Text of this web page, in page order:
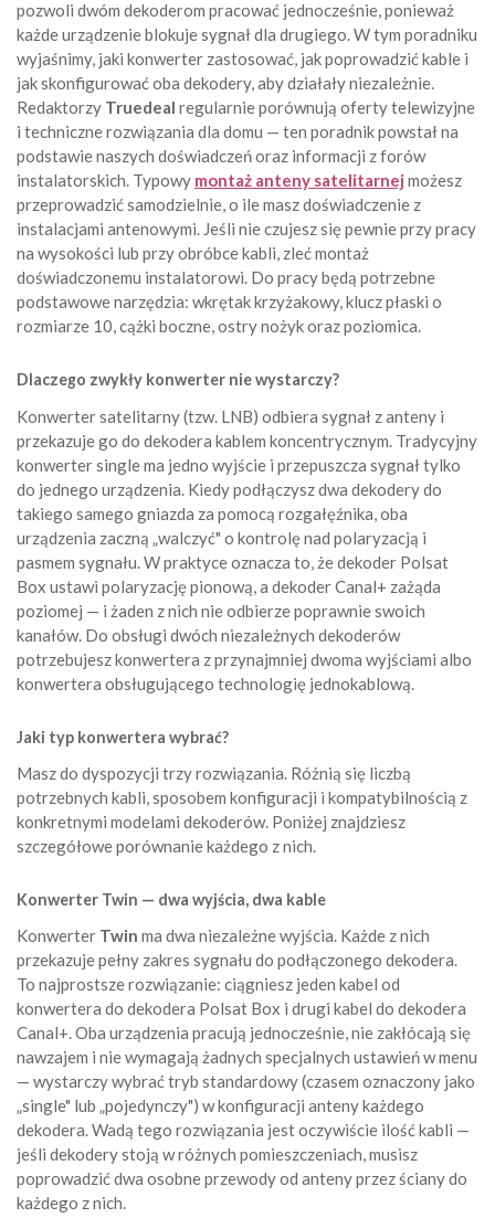
pozwoli dwóm dekoderom pracować jednocześnie, ponieważ
każde urządzenie blokuje sygnał dla drugiego. W tym poradniku
wyjaśnimy, jaki konwerter zastosować, jak poprowadzić kable i
jak skonfigurować oba dekodery, aby działały niezależnie.
Redaktorzy Truedeal regularnie porównują oferty telewizyjne
i techniczne rozwiązania dla domu — ten poradnik powstał na
podstawie naszych doświadczeń oraz informacji z forów
instalatorskich. Typowy montaż anteny satelitarnej możesz
przeprowadzić samodzielnie, o ile masz doświadczenie z
instalacjami antenowymi. Jeśli nie czujesz się pewnie przy pracy
na wysokości lub przy obróbce kabli, zleć montaż
doświadczonemu instalatorowi. Do pracy będą potrzebne
podstawowe narzędzia: wkrętak krzyżakowy, klucz płaski o
rozmiarze 10, cążki boczne, ostry nożyk oraz poziomica.
Dlaczego zwykły konwerter nie wystarczy?
Konwerter satelitarny (tzw. LNB) odbiera sygnał z anteny i
przekazuje go do dekodera kablem koncentrycznym. Tradycyjny
konwerter single ma jedno wyjście i przepuszcza sygnał tylko
do jednego urządzenia. Kiedy podłączysz dwa dekodery do
takiego samego gniazda za pomocą rozgałęźnika, oba
urządzenia zaczną „walczyć" o kontrolę nad polaryzacją i
pasmem sygnału. W praktyce oznacza to, że dekoder Polsat
Box ustawi polaryzację pionową, a dekoder Canal+ zażąda
poziomej — i żaden z nich nie odbierze poprawnie swoich
kanałów. Do obsługi dwóch niezależnych dekoderów
potrzebujesz konwertera z przynajmniej dwoma wyjściami albo
konwertera obsługującego technologię jednokablową.
Jaki typ konwertera wybrać?
Masz do dyspozycji trzy rozwiązania. Różnią się liczbą
potrzebnych kabli, sposobem konfiguracji i kompatybilnością z
konkretnymi modelami dekoderów. Poniżej znajdziesz
szczegółowe porównanie każdego z nich.
Konwerter Twin — dwa wyjścia, dwa kable
Konwerter Twin ma dwa niezależne wyjścia. Każde z nich
przekazuje pełny zakres sygnału do podłączonego dekodera.
To najprostsze rozwiązanie: ciągniesz jeden kabel od
konwertera do dekodera Polsat Box i drugi kabel do dekodera
Canal+. Oba urządzenia pracują jednocześnie, nie zakłócają się
nawzajem i nie wymagają żadnych specjalnych ustawień w menu
— wystarczy wybrać tryb standardowy (czasem oznaczony jako
„single" lub „pojedynczy") w konfiguracji anteny każdego
dekodera. Wadą tego rozwiązania jest oczywiście ilość kabli —
jeśli dekodery stoją w różnych pomieszczeniach, musisz
poprowadzić dwa osobne przewody od anteny przez ściany do
każdego z nich.